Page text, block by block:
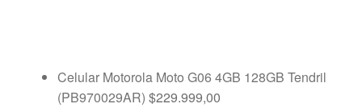
Celular Motorola Moto G06 4GB 128GB Tendril
(PB970029AR) $229.999,00